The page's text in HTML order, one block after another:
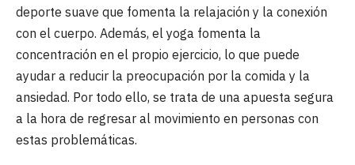
deporte suave que fomenta la relajación y la conexión
con el cuerpo. Además, el yoga fomenta la
concentración en el propio ejercicio, lo que puede
ayudar a reducir la preocupación por la comida y la
ansiedad. Por todo ello, se trata de una apuesta segura
a la hora de regresar al movimiento en personas con
estas problemáticas.